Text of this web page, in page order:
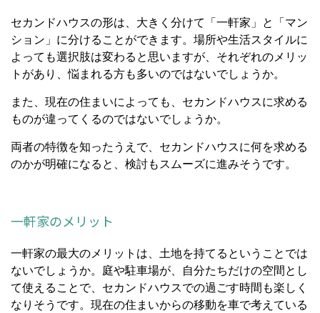
セカンドハウスの形は、大きく分けて「一軒家」と「マン
ション」に分けることができます。場所や生活スタイルに
よっても選択肢は変わると思いますが、それぞれのメリッ
トがあり、悩まれる方も多いのではないでしょうか。
また、現在の住まいによっても、セカンドハウスに求める
ものが違ってくるのではないでしょうか。
両者の特徴を知ったうえで、セカンドハウスに何を求める
のかが明確になると、検討もスムーズに進みそうです。
一軒家のメリット
一軒家の最大のメリットは、土地を持てるということでは
ないでしょうか。庭や駐車場が、自分たちだけの空間とし
て使えることで、セカンドハウスでの過ごす時間も楽しく
なりそうです。現在の住まいからの移動を車で考えている